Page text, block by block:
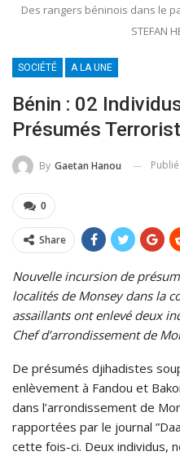
Des rangers béninois dans le
STEFAN
SOCIÉTÉ A LA UNE
Bénin : 02
Présumés
By Gaetan Hanou
0
Share
Nouvelle incursion de
localités de Monsey dans la
assaillants ont enlevé deux
Chef d’arrondissement de
De présumés djihadistes
enlèvement à Fandou et
dans l’arrondissement de
rapportées par le journal
cette fois-ci. Deux individus,